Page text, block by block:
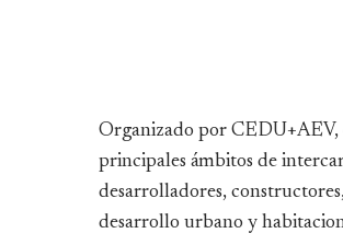
Organizado por CEDU+AEV,
principales ámbitos de
desarrolladores,
desarrollo urbano y